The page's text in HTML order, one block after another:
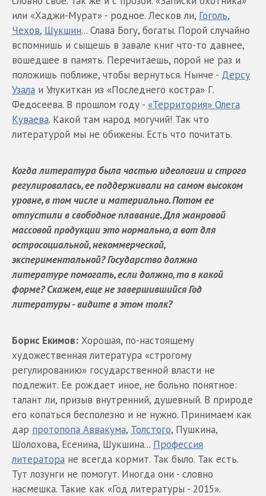
или «Хаджи-Мурат» - родное. Лесков ли, Гоголь,
Чехов, Шукшин... Слава Богу, богаты. Порой случайно
вспомнишь и сыщешь в завале книг что-то давнее,
вошедшее в память. Перечитаешь, порой не раз и
положишь поближе, чтобы вернуться. Нынче - Дерсу
Узала и Улукиткан из «Последнего костра» Г.
Федосеева. В прошлом году - «Территория» Олега
Куваева. Какой там народ могучий! Так что
литературой мы не обижены. Есть что почитать.
Когда литература была частью идеологии и строго
регулировалась, ее поддерживали на самом высоком
уровне, в том числе и материально. Потом ее
отпустили в свободное плавание. Для жанровой
массовой продукции это нормально, а вот для
остросоциальной, некоммерческой,
экспериментальной? Государство должно
литературе помогать, если должно, то в какой
форме? Скажем, еще не завершившийся Год
литературы - видите в этом толк?
Борис Екимов: Хорошая, по-настоящему
художественная литература «строгому
регулированию» государственной власти не
подлежит. Ее рождает иное, не больно понятное:
талант ли, призыв внутренний, душевный. В природе
его копаться бесполезно и не нужно. Принимаем как
дар протопопа Аввакума, Толстого, Пушкина,
Шолохова, Есенина, Шукшина... Профессия
литератора не всегда кормит. Так было. Так есть.
Тут лозунги не помогут. Иногда они - словно
насмешка. Такие как «Год литературы - 2015».